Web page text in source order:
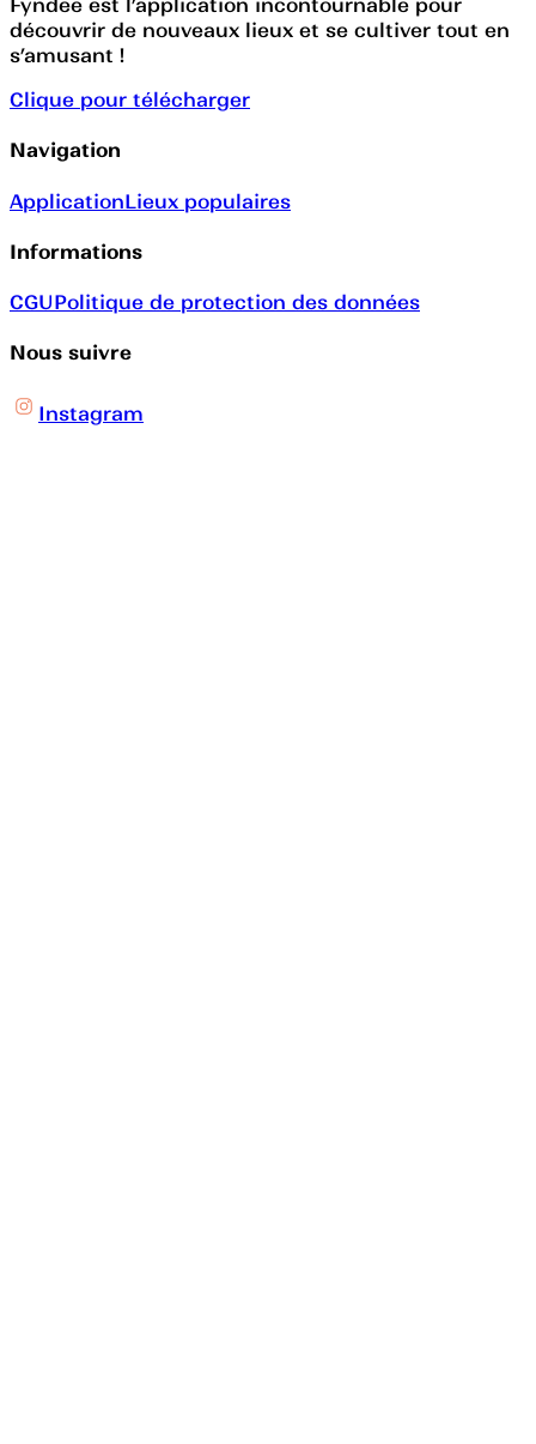
Fyndee est l’application incontournable pour
découvrir de nouveaux lieux et se cultiver tout en
s’amusant !
Clique pour télécharger
Navigation
ApplicationLieux populaires
Informations
CGUPolitique de protection des données
Nous suivre
Instagram